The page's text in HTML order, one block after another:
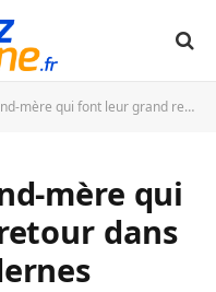
font leur grand retour dans les cuisines modernes
mère qui
dans